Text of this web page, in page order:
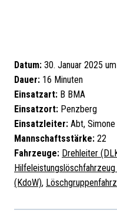
Datum: 30. Januar 2025
Dauer: 16 Minuten
Einsatzart: B BMA
Einsatzort: Penzberg
Einsatzleiter: Abt, Simone
Mannschaftsstärke: 22
Fahrzeuge: Drehleiter
(KdoW),